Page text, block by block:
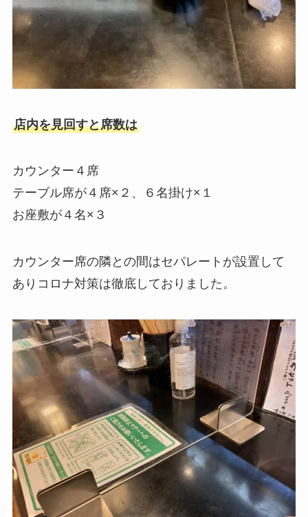
店内を見回すと席数は
カウンター４席
テーブル席が４席×２、６名掛け×１
お座敷が４名×３
カウンター席の隣との間はセパレートが設置して
ありコロナ対策は徹底しておりました。